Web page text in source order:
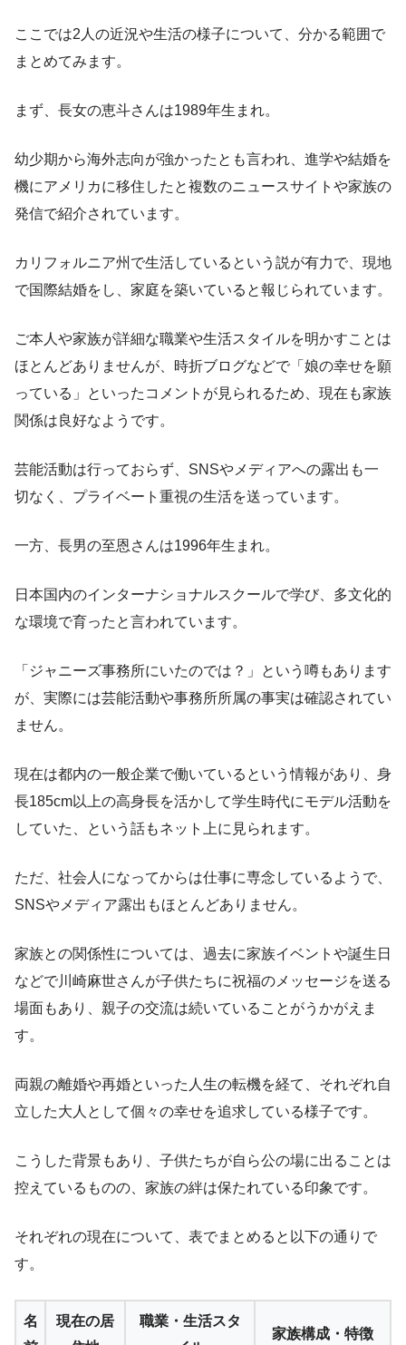
ここでは2人の近況や生活の様子について、分かる範囲で
まとめてみます。
まず、長女の恵斗さんは1989年生まれ。
幼少期から海外志向が強かったとも言われ、進学や結婚を
機にアメリカに移住したと複数のニュースサイトや家族の
発信で紹介されています。
カリフォルニア州で生活しているという説が有力で、現地
で国際結婚をし、家庭を築いていると報じられています。
ご本人や家族が詳細な職業や生活スタイルを明かすことは
ほとんどありませんが、時折ブログなどで「娘の幸せを願
っている」といったコメントが見られるため、現在も家族
関係は良好なようです。
芸能活動は行っておらず、SNSやメディアへの露出も一
切なく、プライベート重視の生活を送っています。
一方、長男の至恩さんは1996年生まれ。
日本国内のインターナショナルスクールで学び、多文化的
な環境で育ったと言われています。
「ジャニーズ事務所にいたのでは？」という噂もあります
が、実際には芸能活動や事務所所属の事実は確認されてい
ません。
現在は都内の一般企業で働いているという情報があり、身
長185cm以上の高身長を活かして学生時代にモデル活動を
していた、という話もネット上に見られます。
ただ、社会人になってからは仕事に専念しているようで、
SNSやメディア露出もほとんどありません。
家族との関係性については、過去に家族イベントや誕生日
などで川崎麻世さんが子供たちに祝福のメッセージを送る
場面もあり、親子の交流は続いていることがうかがえま
す。
両親の離婚や再婚といった人生の転機を経て、それぞれ自
立した大人として個々の幸せを追求している様子です。
こうした背景もあり、子供たちが自ら公の場に出ることは
控えているものの、家族の絆は保たれている印象です。
それぞれの現在について、表でまとめると以下の通りで
す。
名
現在の居
職業・生活スタ
家族構成・特徴